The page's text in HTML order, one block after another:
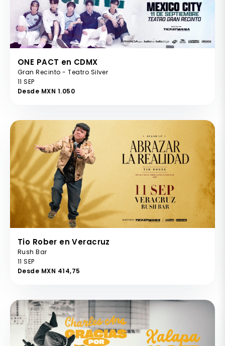
ONE PACT en CDMX
Gran Recinto - Teatro Silver
11 SEP
Desde MXN 1.050
Tio Rober en Veracruz
Rush Bar
11 SEP
Desde MXN 414,75